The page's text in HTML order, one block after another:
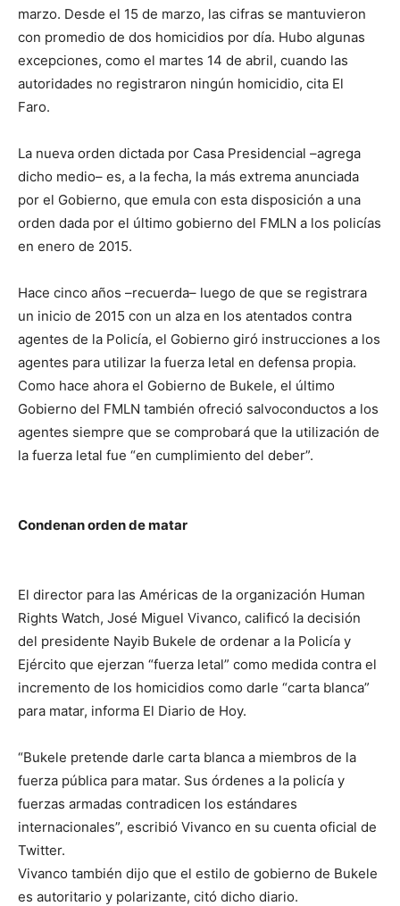
marzo. Desde el 15 de marzo, las cifras se mantuvieron
con promedio de dos homicidios por día. Hubo algunas
excepciones, como el martes 14 de abril, cuando las
autoridades no registraron ningún homicidio, cita El
Faro.
La nueva orden dictada por Casa Presidencial –agrega
dicho medio– es, a la fecha, la más extrema anunciada
por el Gobierno, que emula con esta disposición a una
orden dada por el último gobierno del FMLN a los policías
en enero de 2015.
Hace cinco años –recuerda– luego de que se registrara
un inicio de 2015 con un alza en los atentados contra
agentes de la Policía, el Gobierno giró instrucciones a los
agentes para utilizar la fuerza letal en defensa propia.
Como hace ahora el Gobierno de Bukele, el último
Gobierno del FMLN también ofreció salvoconductos a los
agentes siempre que se comprobará que la utilización de
la fuerza letal fue “en cumplimiento del deber”.
Condenan orden de matar
El director para las Américas de la organización Human
Rights Watch, José Miguel Vivanco, calificó la decisión
del presidente Nayib Bukele de ordenar a la Policía y
Ejército que ejerzan “fuerza letal” como medida contra el
incremento de los homicidios como darle “carta blanca”
para matar, informa El Diario de Hoy.
“Bukele pretende darle carta blanca a miembros de la
fuerza pública para matar. Sus órdenes a la policía y
fuerzas armadas contradicen los estándares
internacionales”, escribió Vivanco en su cuenta oficial de
Twitter.
Vivanco también dijo que el estilo de gobierno de Bukele
es autoritario y polarizante, citó dicho diario.